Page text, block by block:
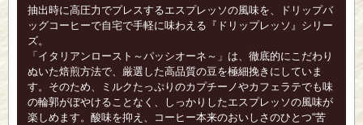
抽出時に高圧力でプレスするエスプレッソの風味を、ドリップバ
ッグコーヒーで自宅で手軽に味わえる『ドリップレッソ』シリー
ズ。
「イタリアンロースト～パッシオーネ～」は、徹底的にこだわり
ぬいた焙煎方法で、厳選した高品質の豆を極細挽きにしていま
す。そのため、ミルクたっぷりのカプチーノやカフェラテでも味
の輪郭がぼやけることなく、しっかりしたエスプレッソの風味が
楽しめます。酸味を抑え、コーヒー本来のおいしさのひとつ“苦